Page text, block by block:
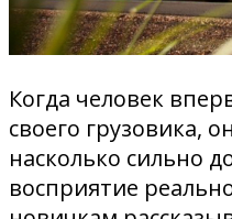
Когда человек
своего грузовика,
насколько сильно
восприятие